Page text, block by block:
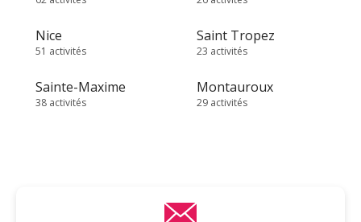
Nice
51 activités
Saint Tropez
23 activités
Sainte-Maxime
38 activités
Montauroux
29 activités